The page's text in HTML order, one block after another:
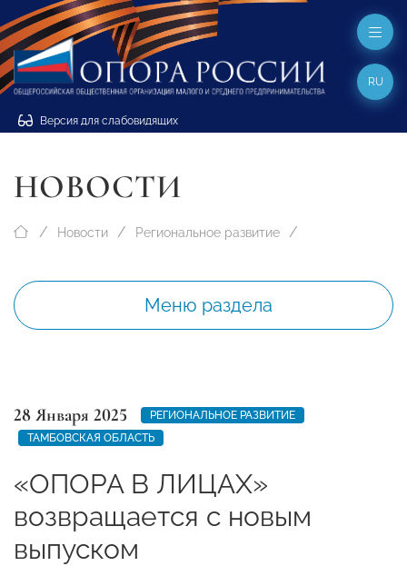
Версия для слабовидящих
RU
НОВОСТИ
Новости Региональное развитие
Меню раздела
28 Января 2025
РЕГИОНАЛЬНОЕ РАЗВИТИЕ
ТАМБОВСКАЯ ОБЛАСТЬ
«ОПОРА В ЛИЦАХ»
возвращается с новым
выпуском